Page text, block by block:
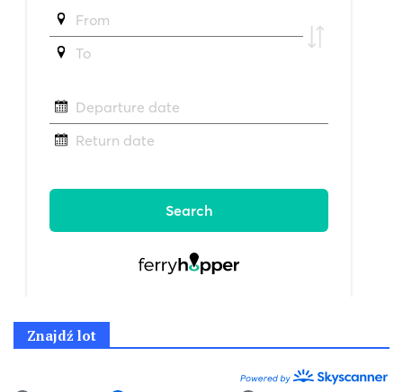
Znajdź lot